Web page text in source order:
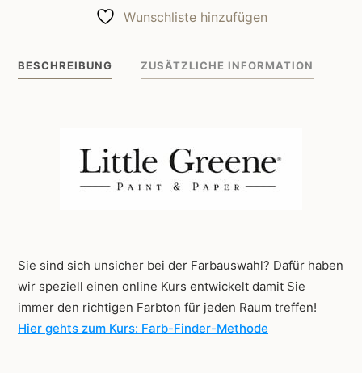
Wandfarbe
Menge
Wunschliste hinzufügen
BESCHREIBUNG ZUSÄTZLICHE INFORMATION
Sie sind sich unsicher bei der Farbauswahl? Dafür haben
wir speziell einen online Kurs entwickelt damit Sie
immer den richtigen Farbton für jeden Raum treffen!
Hier gehts zum Kurs: Farb-Finder-Methode